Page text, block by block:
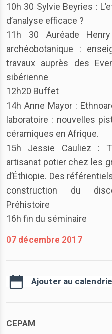
10h 30 Sylvie Beyries :
d’analyse efficace ?
11h 30 Auréade
archéobotanique :
travaux auprès des
sibérienne
12h20 Buffet
14h Anne Mayor :
laboratoire : nouvelles
céramiques en Afrique.
15h Jessie Cauliez :
artisanat potier chez les
d’Éthiopie. Des
construction du
Préhistoire
16h fin du séminaire
07 décembre 2017
Ajouter au
CEPAM